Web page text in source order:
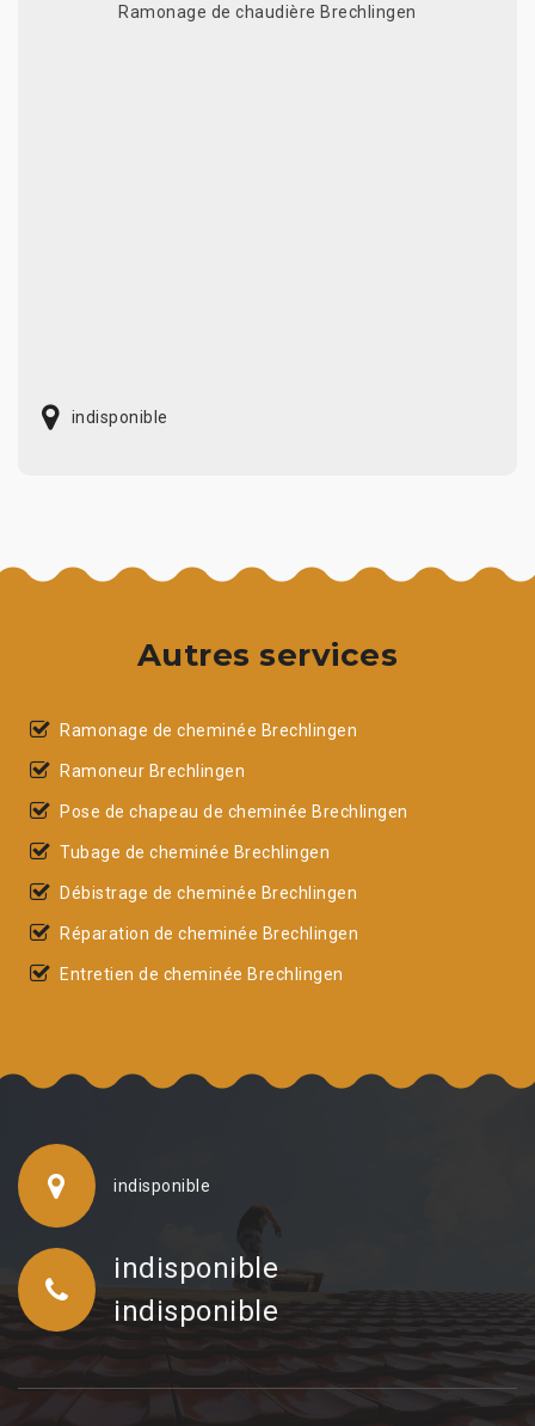
Ramonage de chaudière Brechlingen
indisponible
Autres services
Ramonage de cheminée Brechlingen
Ramoneur Brechlingen
Pose de chapeau de cheminée Brechlingen
Tubage de cheminée Brechlingen
Débistrage de cheminée Brechlingen
Réparation de cheminée Brechlingen
Entretien de cheminée Brechlingen
indisponible
indisponible
indisponible